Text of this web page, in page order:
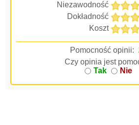
Niezawodność
Dokładność
Koszt
Pomocność opinii:
Czy opinia jest
Tak
Nie